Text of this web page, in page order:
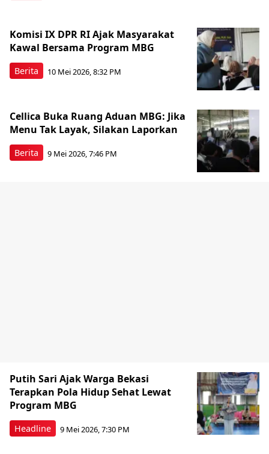
Berita
Komisi IX DPR RI Ajak Masyarakat
Kawal Bersama Program MBG
10 Mei 2026, 8:32 PM
Berita
Cellica Buka Ruang Aduan MBG: Jika
Menu Tak Layak, Silakan Laporkan
9 Mei 2026, 7:46 PM
Headline
Putih Sari Ajak Warga Bekasi
Terapkan Pola Hidup Sehat Lewat
Program MBG
9 Mei 2026, 7:30 PM